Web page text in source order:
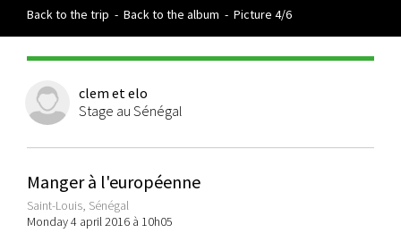
Back to the trip - Back to the album - Picture 4/6
clem et elo
Stage au Sénégal
Manger à l'européenne
Saint-Louis, Sénégal
Monday 4 april 2016 à 10h05